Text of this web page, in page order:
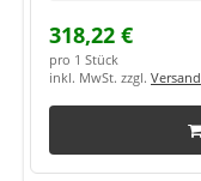
318,22 €
pro 1 Stück
inkl. MwSt. zzgl. Versand